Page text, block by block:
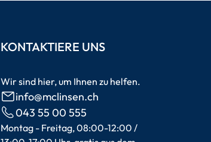
KONTAKTIERE UNS
Wir sind hier, um Ihnen zu helfen.
info@mclinsen.ch
043 55 00 555
Montag - Freitag, 08:00-12:00 /